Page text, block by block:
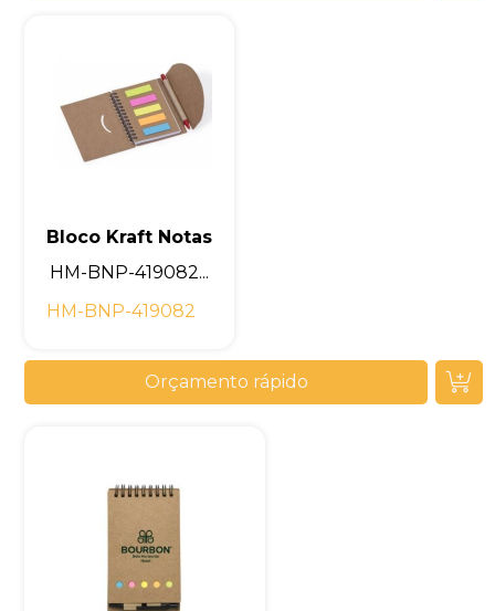
Bloco Kraft Notas
HM-BNP-419082...
HM-BNP-419082
Orçamento rápido